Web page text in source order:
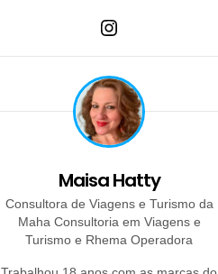
Maisa Hatty
Consultora de Viagens e Turismo da
Maha Consultoria em Viagens e
Turismo e Rhema Operadora